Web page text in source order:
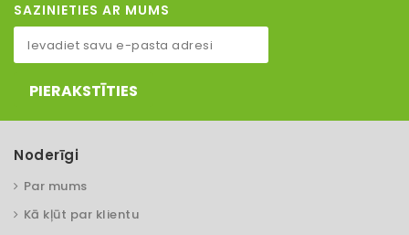
SAZINIETIES AR MUMS
PIERAKSTĪTIES
Noderīgi
Par mums
Kā kļūt par klientu